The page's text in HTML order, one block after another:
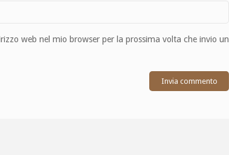
web nel mio browser per la prossima volta che invio un